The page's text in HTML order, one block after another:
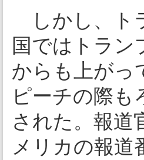
しかし、ト
国ではトラン
からも上がっ
ピーチの際も
された。報道
メリカの報道